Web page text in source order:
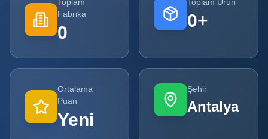
Tüm
Ürünler
POPÜLER
KATEGORILER
Şişe ve Kavanoz Üreticileri
Fabrika
0
0+
Ortalama
Puan
Yeni
Şehir
Antalya